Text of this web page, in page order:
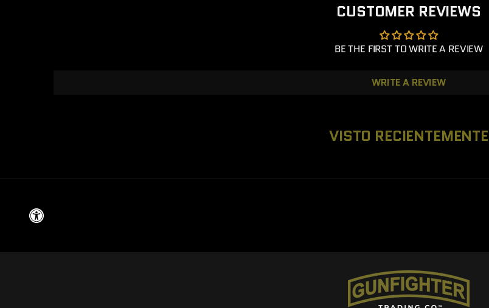
CUSTOMER REVIEWS
BE THE FIRST TO WRITE A REVIEW
WRITE A REVIEW
VISTO RECIENTEMENTE